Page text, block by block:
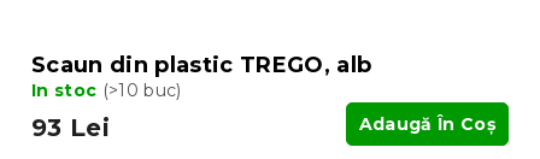
Scaun din plastic TREGO, alb
In stoc (>10 buc)
93 Lei Adaugă În Coş